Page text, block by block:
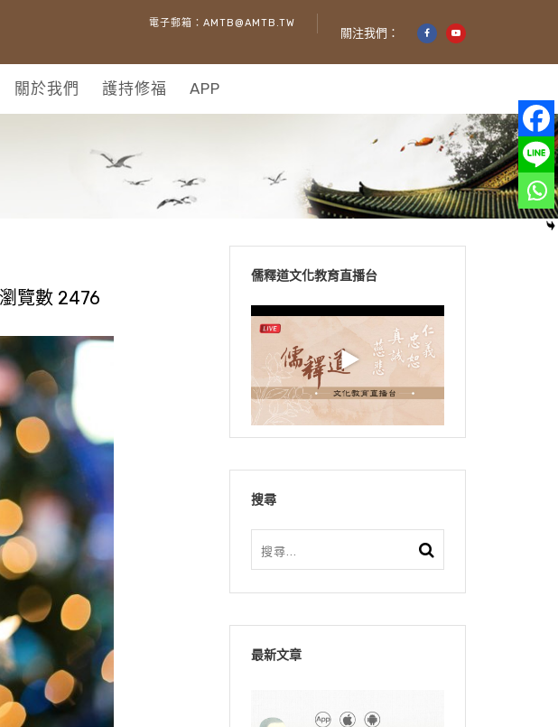
電子郵箱：AMTB@AMTB.TW
關注我們：
關於我們 護持修福 APP
瀏覽數 2476
儒釋道文化教育直播台
搜尋
最新文章